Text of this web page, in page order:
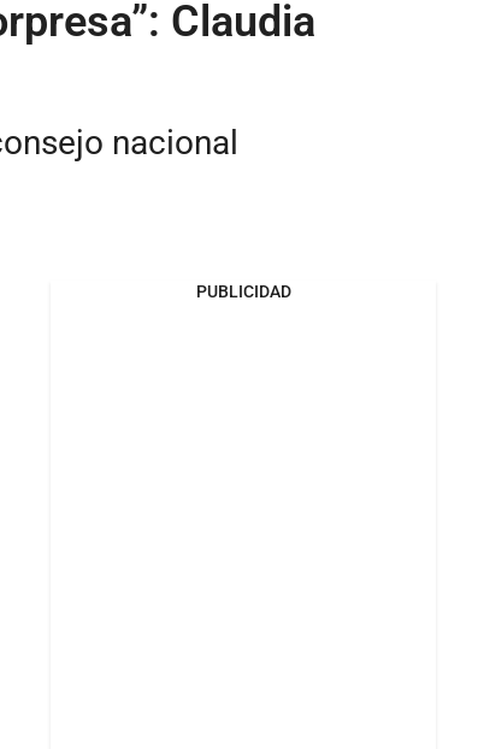
Claudia
nacional
PUBLICIDAD